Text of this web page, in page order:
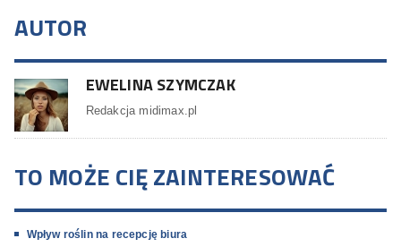
AUTOR
EWELINA SZYMCZAK
Redakcja midimax.pl
TO MOŻE CIĘ ZAINTERESOWAĆ
Wpływ roślin na recepcję biura